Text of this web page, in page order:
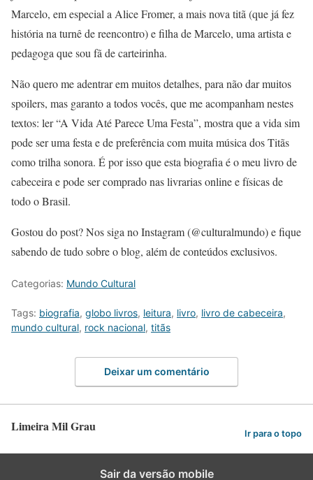
Marcelo, em especial a Alice Fromer, a mais nova titã (que já fez
história na turnê de reencontro) e filha de Marcelo, uma artista e
pedagoga que sou fã de carteirinha.
Não quero me adentrar em muitos detalhes, para não dar muitos
spoilers, mas garanto a todos vocês, que me acompanham nestes
textos: ler “A Vida Até Parece Uma Festa”, mostra que a vida sim
pode ser uma festa e de preferência com muita música dos Titãs
como trilha sonora. É por isso que esta biografia é o meu livro de
cabeceira e pode ser comprado nas livrarias online e físicas de
todo o Brasil.
Gostou do post? Nos siga no Instagram (@culturalmundo) e fique
sabendo de tudo sobre o blog, além de conteúdos exclusivos.
Categorias: Mundo Cultural
Tags: biografia, globo livros, leitura, livro, livro de cabeceira,
mundo cultural, rock nacional, titãs
Deixar um comentário
Limeira Mil Grau Ir para o topo
Sair da versão mobile